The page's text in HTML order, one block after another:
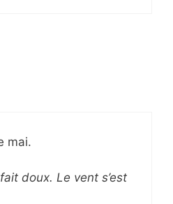
mai.
doux. Le vent s’est